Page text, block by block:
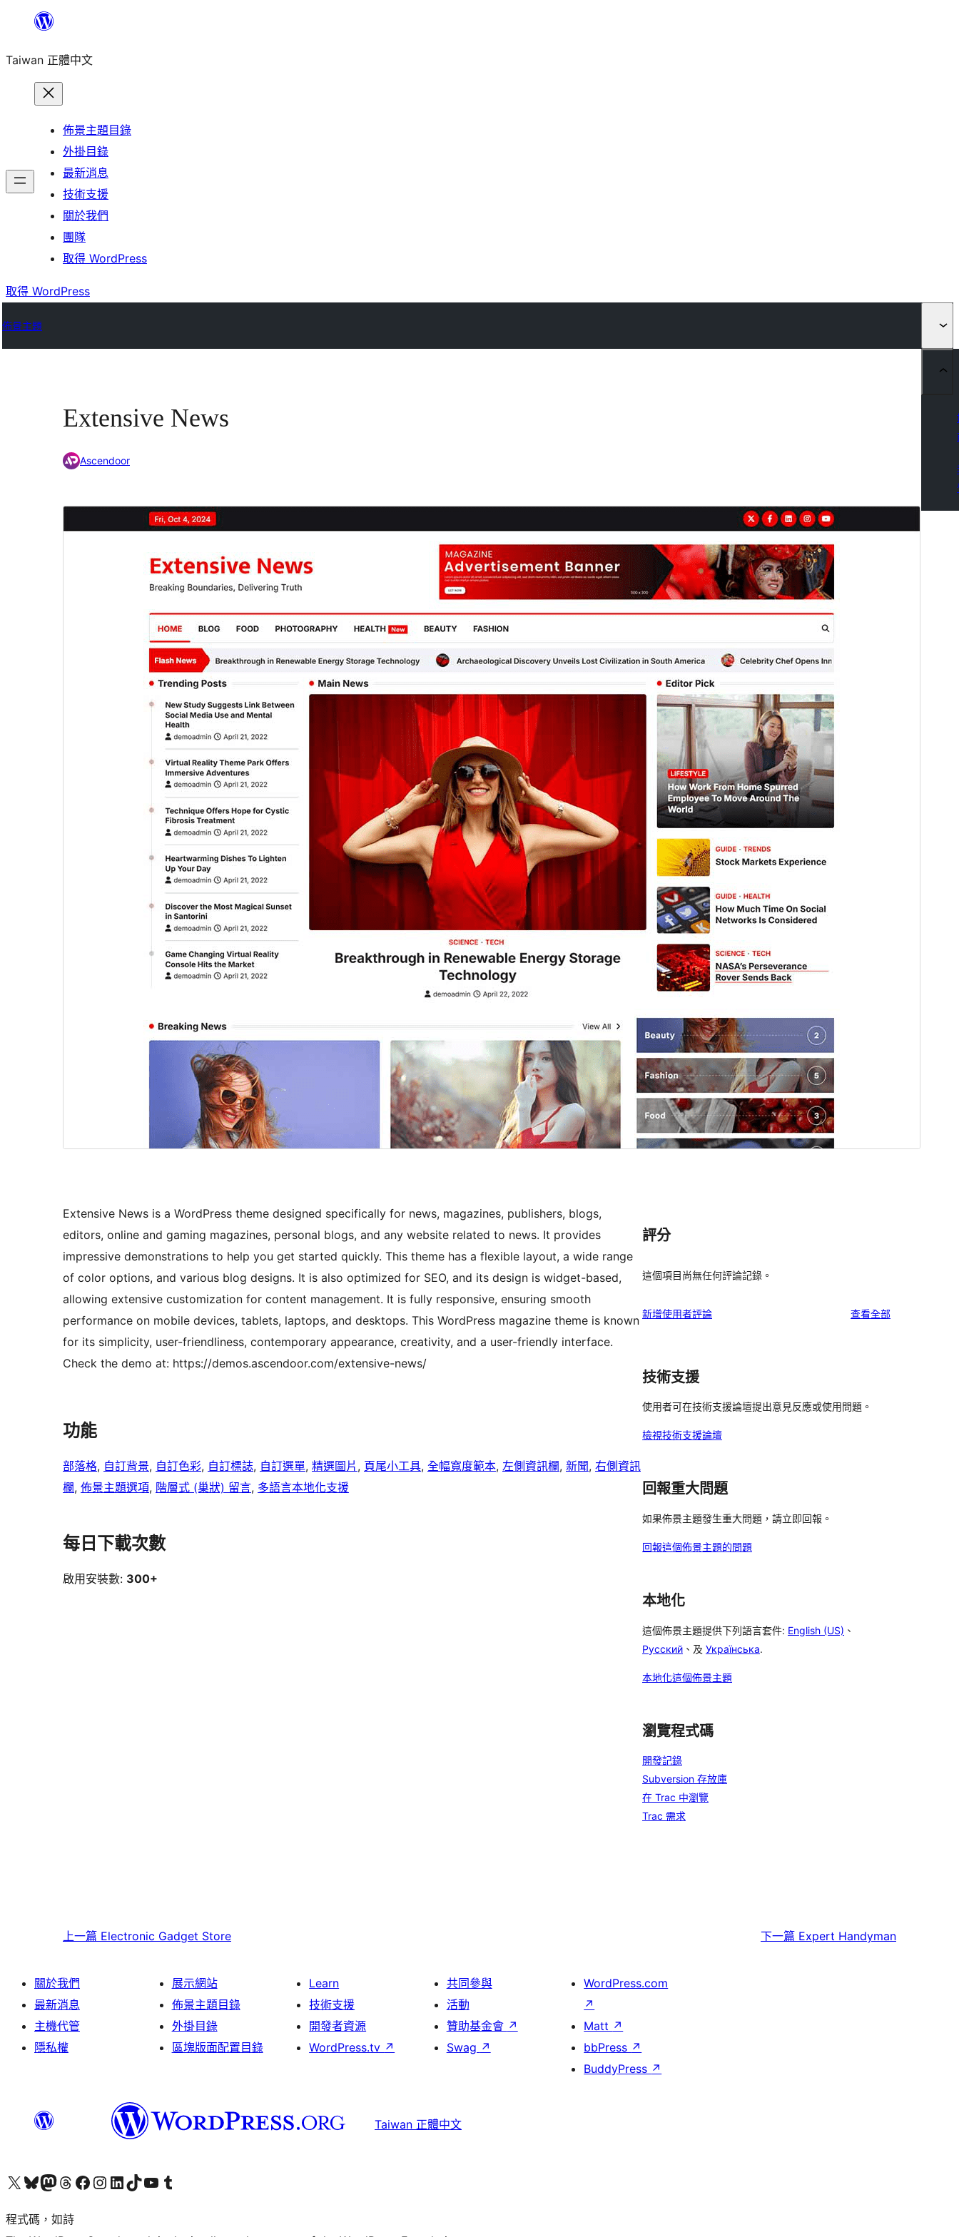
主
Taiwan 正體中文
佈景主題目錄
外掛目錄
最新消息
技術支援
關於我們
團隊
取得 WordPress
取得 WordPress
佈景主題
Extensive News
Ascendoor
版本
最後更新
2026 年 8 月 5 日
啟用安裝數
WordPress 版本需求
PHP 版本需求
Extensive News is a WordPress theme designed specifically for news, magazines, publishers, blogs,
editors, online and gaming magazines, personal blogs, and any website related to news. It provides
impressive demonstrations to help you get started quickly. This theme has a flexible layout, a wide range
of color options, and various blog designs. It is also optimized for SEO, and its design is widget-based,
allowing extensive customization for content management. It is fully responsive, ensuring smooth
performance on mobile devices, tablets, laptops, and desktops. This WordPress magazine theme is known
for its simplicity, user-friendliness, contemporary appearance, creativity, and a user-friendly interface.
Check the demo at: https://demos.ascendoor.com/extensive-news/
功能
部落格, 自訂背景, 自訂色彩, 自訂標誌, 自訂選單, 精選圖片 , 頁尾小工具, 全幅寬度範本, 左側資訊欄, 新聞, 右側資訊
欄, 佈景主題選項, 階層式 (巢狀) 留言, 多語言本地化支援
每日下載次數
啟用安裝數: 300+
評分
這個項目尚無任何評論記錄。
新增使用者評論 查看全部使
技術支援
使用者可在技術支援論壇提出意見反應或使用問題。
檢視技術支援論壇
回報重大問題
如果佈景主題發生重大問題，請立即回報。
回報這個佈景主題的問題
本地化
這個佈景主題提供下列語言套件: English (US) 、
Русский 、及 Українська.
本地化這個佈景主題
瀏覽程式碼
開發記錄
Subversion 存放庫
在 Trac 中瀏覽
Trac 需求
上一篇 Electronic Gadget Store 下一篇 Expert Handyman
關於我們
最新消息
主機代管
隱私權
展示網站
佈景主題目錄
外掛目錄
區塊版面配置目錄
Learn
技術支援
開發者資源
WordPress.tv ↗
共同參與
活動
贊助基金會 ↗
Swag ↗
WordPress.com
↗
Matt ↗
bbPress ↗
BuddyPress ↗
Taiwan 正體中文
查看我們的 X (之前的 Twitter) 帳號造訪我們的 Bluesky 帳號造訪我們的 Mastodon 帳號造訪我們的 Threads 帳號 造訪我們的 Facebook 粉絲專頁Visit our Instagram account
Visit our LinkedIn account
造訪我們的 TikTok 帳號Visit our YouTube channel
造訪我們的 Tumblr 帳號
程式碼，如詩